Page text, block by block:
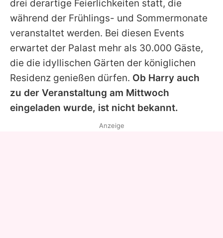
drei derartige Feierlichkeiten statt, die
während der Frühlings- und Sommermonate
veranstaltet werden. Bei diesen Events
erwartet der Palast mehr als 30.000 Gäste,
die die idyllischen Gärten der königlichen
Residenz genießen dürfen. Ob Harry auch
zu der Veranstaltung am Mittwoch
eingeladen wurde, ist nicht bekannt.
Anzeige